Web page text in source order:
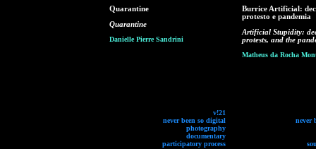
Quarantine
Quarantine
Danielle Pierre Sandrini
v!21
never been so digital
photography
documentary
participatory process
Burrice Artificial:
protesto e pandemia
Artificial Stupidity:
protests, and the
Matheus da Rocha
never